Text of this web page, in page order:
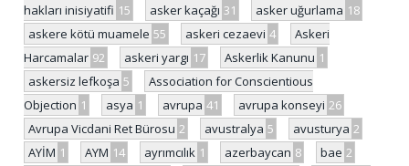
hakları inisiyatifi 15 asker kaçağı 31 asker uğurlama 18
askere kötü muamele 55 askeri cezaevi 4
Askeri
Harcamalar 92 askeri yargı 17 Askerlik Kanunu 1
askersiz lefkoşa 5
Association for Conscientious
Objection 1 asya 1 avrupa 41 avrupa konseyi 26
Avrupa Vicdani Ret Bürosu 2 avustralya 5 avusturya 2
AYİM 1 AYM 14 ayrımcılık 1 azerbaycan 8 bae 2